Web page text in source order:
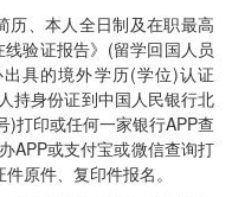
、本人全日制及在职最高
验证报告》(留学回国人员
具的境外学历(学位)认证
持身份证到中国人民银行北
打印或任何一家银行APP查
APP或支付宝或微信查询打
原件、复印件报名。